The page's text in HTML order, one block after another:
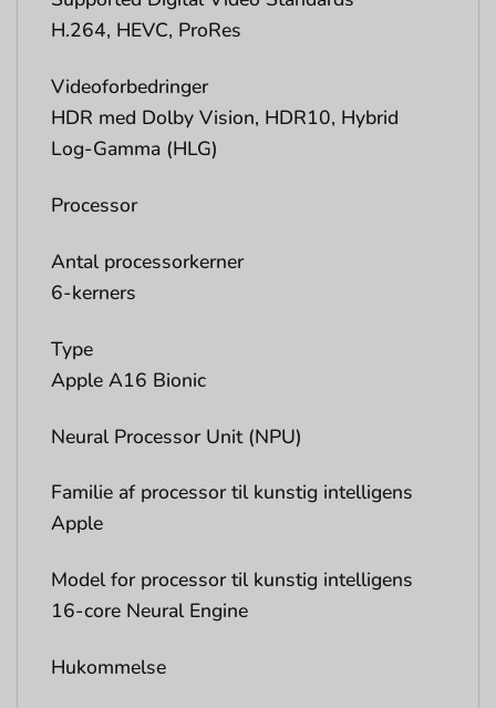
H.264, HEVC, ProRes
Videoforbedringer
HDR med Dolby Vision, HDR10, Hybrid
Log-Gamma (HLG)
Processor
Antal processorkerner
6-kerners
Type
Apple A16 Bionic
Neural Processor Unit (NPU)
Familie af processor til kunstig intelligens
Apple
Model for processor til kunstig intelligens
16-core Neural Engine
Hukommelse